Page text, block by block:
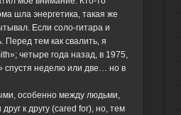
шла энергетика, такая же
Если соло-гитара и
тем как свалить, я
четыре года назад, в 1975,
спустя неделю или две… но в
особенно между людьми,
к другу (cared for), но, тем